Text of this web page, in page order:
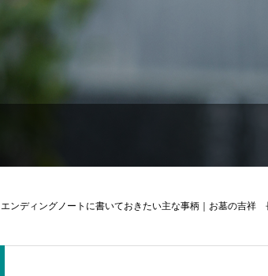
エンディングノートに書いておきたい主な事柄｜お墓の吉